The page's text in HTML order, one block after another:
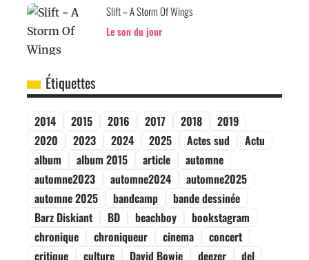
Slift – A Storm Of Wings
Le son du jour
Étiquettes
2014 2015 2016 2017 2018
2019
2020
2023 2024 2025 Actes sud
Actu
album
album 2015 article
automne
automne2023
automne2024
automne2025
automne 2025
bandcamp
bande dessinée
Barz Diskiant
BD beachboy
bookstagram
chronique
chroniqueur cinema
concert
critique
culture David Bowie deezer
del